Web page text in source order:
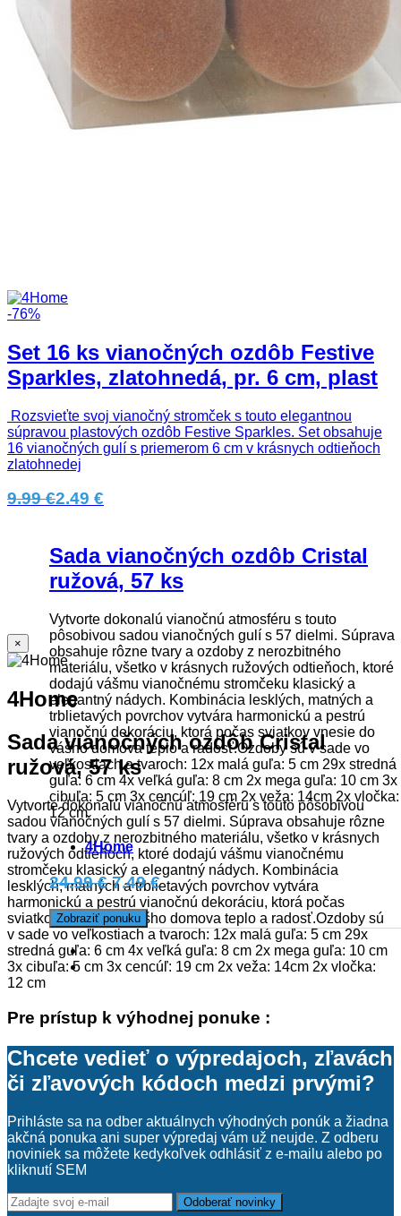
-76%
Set 16 ks vianočných ozdôb Festive
Sparkles, zlatohnedá, pr. 6 cm, plast
Rozsvieťte svoj vianočný stromček s touto elegantnou
súpravou plastových ozdôb Festive Sparkles. Set obsahuje
16 vianočných gulí s priemerom 6 cm v krásnych odtieňoch
zlatohnedej
9.99 €2.49 €
Sada vianočných ozdôb Cristal
ružová, 57 ks
Vytvorte dokonalú vianočnú atmosféru s touto
pôsobivou sadou vianočných gulí s 57 dielmi. Súprava
obsahuje rôzne tvary a ozdoby z nerozbitného
materiálu, všetko v krásnych ružových odtieňoch, ktoré
dodajú vášmu vianočnému stromčeku klasický a
elegantný nádych. Kombinácia lesklých, matných a
trblietavých povrchov vytvára harmonickú a pestrú
vianočnú dekoráciu, ktorá počas sviatkov vnesie do
vášho domova teplo a radosť.Ozdoby sú v sade vo
veľkostiach a tvaroch: 12x malá guľa: 5 cm 29x stredná
guľa: 6 cm 4x veľká guľa: 8 cm 2x mega guľa: 10 cm 3x
cibuľa: 5 cm 3x cencúľ: 19 cm 2x veža: 14cm 2x vločka:
12 cm
4Home
24.99 € 7.49 €
Zobraziť ponuku
×
4Home
Sada vianočných ozdôb Cristal
ružová, 57 ks
Vytvorte dokonalú vianočnú atmosféru s touto pôsobivou
sadou vianočných gulí s 57 dielmi. Súprava obsahuje rôzne
tvary a ozdoby z nerozbitného materiálu, všetko v krásnych
ružových odtieňoch, ktoré dodajú vášmu vianočnému
stromčeku klasický a elegantný nádych. Kombinácia
lesklých, matných a trblietavých povrchov vytvára
harmonickú a pestrú vianočnú dekoráciu, ktorá počas
sviatkov vnesie do vášho domova teplo a radosť.Ozdoby sú
v sade vo veľkostiach a tvaroch: 12x malá guľa: 5 cm 29x
stredná guľa: 6 cm 4x veľká guľa: 8 cm 2x mega guľa: 10 cm
3x cibuľa: 5 cm 3x cencúľ: 19 cm 2x veža: 14cm 2x vločka:
12 cm
Pre prístup k výhodnej ponuke :
Chcete vedieť o výpredajoch, zľavách
či zľavových kódoch medzi prvými?
Prihláste sa na odber aktuálnych výhodných ponúk a žiadna
akčná ponuka ani super výpredaj vám už neujde. Z odberu
noviniek sa môžete kedykoľvek odhlásiť z e-mailu alebo po
kliknutí SEM